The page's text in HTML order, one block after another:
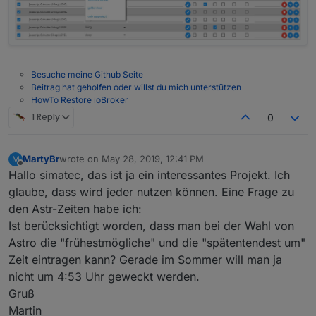
Button um die individuellen Setups zu öffnen
Astrozeiten[sunrise/golden hour]) mit Offset
+/-
** spätester Verdunklungsbeginn
Beschattungsbedingungen
** ID des Sensors (welcher such immer)
** Wert der überschritten werden muss
(Number) egal ob °C, irgendeine Helligkeit je
unterschritten werden muss
** ggf. ID eines Temp-Sensors innen
** ggf. mindeste Raumtemperatur (darunter
würde die Fremdeinstrahlung als
Heizungsunterstützung Geld sparen)
** ggf. Checkbox ob die Himmelsrichtung
berücksichtigt werden soll (Beschattung nur bei
Sonnenstand +/-80° Azimut)
Weiter "Störfaktoren"
** ID eines Fenster/Türsensors
Rollladensteuerung richten soll.
Ich hoffe das reicht erst einmal
Besuche meine Github Seite
Beitrag hat geholfen oder willst du mich unterstützen
HowTo Restore ioBroker
1 Reply 0
M
Offline
MartyBrwrote on May 28, 2019, 12:41 PM
last edited by
Hallo simatec, das ist ja ein interessantes Projekt. Ich
glaube, dass wird jeder nutzen können. Eine Frage zu
den Astr-Zeiten habe ich:
Ist berücksichtigt worden, dass man bei der Wahl von
Astro die "frühestmögliche" und die "spätentendest um"
Zeit eintragen kann? Gerade im Sommer will man ja
nicht um 4:53 Uhr geweckt werden.
Gruß
Martin